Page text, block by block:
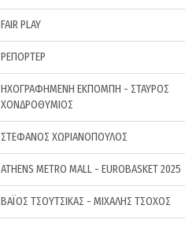
FAIR PLAY
ΡΕΠΟΡΤΕΡ
ΗΧΟΓΡΑΦΗΜΕΝΗ ΕΚΠΟΜΠΗ - ΣΤΑΥΡΟΣ
ΧΟΝΔΡΟΘΥΜΙΟΣ
ΣΤΕΦΑΝΟΣ ΧΩΡΙΑΝΟΠΟΥΛΟΣ
ATHENS METRO MALL - EUROBASKET 2025
ΒΑΪΟΣ ΤΣΟΥΤΣΙΚΑΣ - ΜΙΧΑΛΗΣ ΤΣΟΧΟΣ